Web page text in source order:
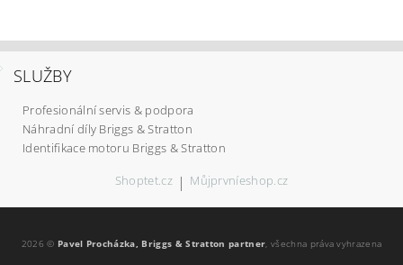
SLUŽBY
Profesionální servis & podpora
Náhradní díly Briggs & Stratton
Identifikace motoru Briggs & Stratton
Shoptet.cz | Můjprvníeshop.cz
2026 © Pavel Procházka, Briggs & Stratton partner, všechna práva vyhrazena